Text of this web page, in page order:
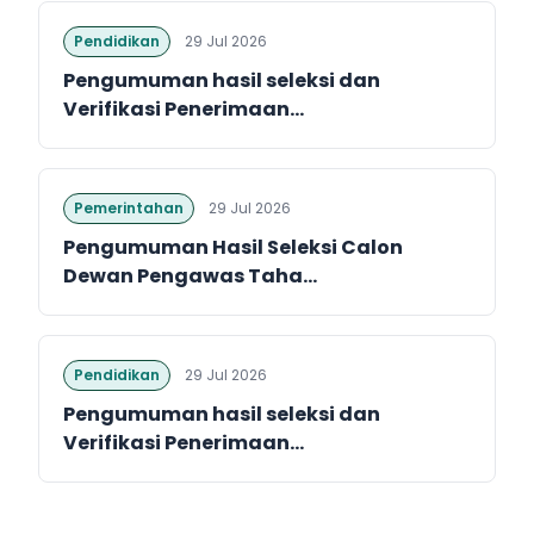
Pendidikan 29 Jul 2026
Pengumuman hasil seleksi dan
Verifikasi Penerimaan...
Pemerintahan 29 Jul 2026
Pengumuman Hasil Seleksi Calon
Dewan Pengawas Taha...
Pendidikan 29 Jul 2026
Pengumuman hasil seleksi dan
Verifikasi Penerimaan...